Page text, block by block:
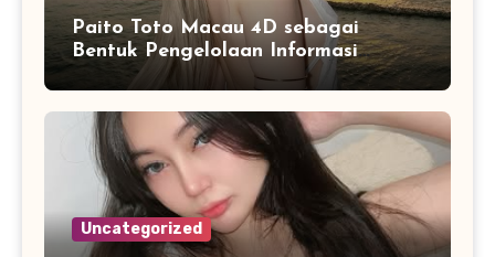
Paito Toto Macau 4D sebagai
Bentuk Pengelolaan Informasi
Digital yang Lebih Terstruktur
Uncategorized